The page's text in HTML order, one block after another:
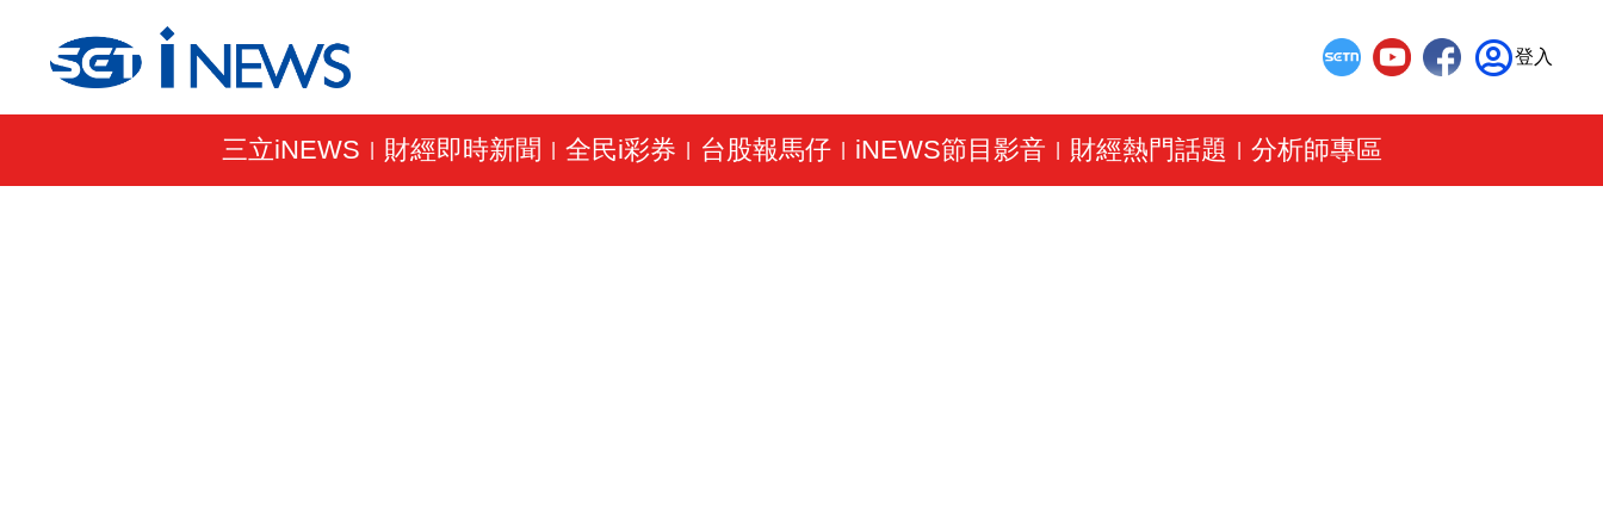
登入
三立iNEWS 財經即時新聞 全民i彩券 台股報馬仔| iNEWS節目影音 財經熱門話題 分析師專區